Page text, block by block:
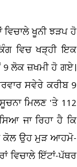
ਖੂਨੀ ਝੜਪ ਹੋ
ਵਿਚ ਖੜ੍ਹੀ ਇਕ
ਲੋਕ ਜ਼ਖਮੀ ਹੋ ਗਏ।
ਸਵੇਰੇ ਕਰੀਬ 9
ਮਿਲਣ 'ਤੇ 112
ਜਾ ਰਿਹਾ ਹੈ ਕਿ
ਕੋਲ ਉਹ ਮੁੜ ਆਹਮੋ-
ਵਿਚਾਲੇ ਇੱਟਾਂ-ਪੱਥਰ